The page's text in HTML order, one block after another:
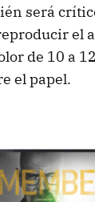
será
el
de 10 a
el papel.